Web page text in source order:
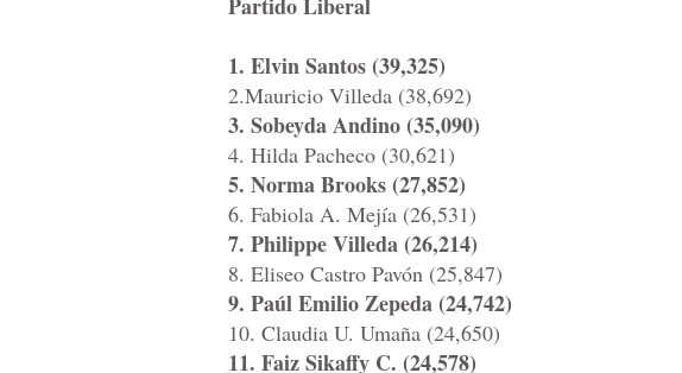
1. Elvin Santos (39,325)
2.Mauricio Villeda (38,692)
3. Sobeyda Andino (35,090)
4. Hilda Pacheco (30,621)
5. Norma Brooks (27,852)
6. Fabiola A. Mejía (26,531)
7. Philippe Villeda (26,214)
8. Eliseo Castro Pavón (25,847)
9. Paúl Emilio Zepeda (24,742)
10. Claudia U. Umaña (24,650)
11. Faiz Sikaffy C. (24,578)